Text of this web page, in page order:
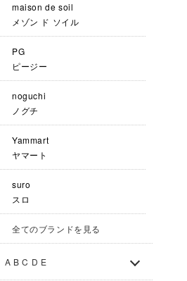
maison de soil
メゾン ド ソイル
PG
ピージー
noguchi
ノグチ
Yammart
ヤマート
suro
スロ
全てのブランドを見る
A B C D E